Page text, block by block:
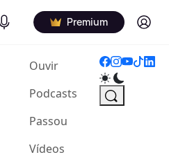
Podcasts Premium Log in
Ouvir(current)
Podcasts
Passou
Vídeos